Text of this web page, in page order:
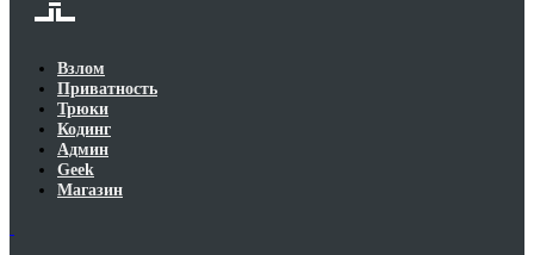
Взлом
Приватность
Трюки
Кодинг
Админ
Geek
Магазин